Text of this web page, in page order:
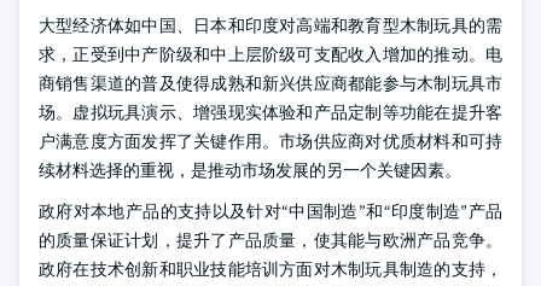
大型经济体如中国、日本和印度对高端和教育型木制玩具的需
求，正受到中产阶级和中上层阶级可支配收入增加的推动。电
商销售渠道的普及使得成熟和新兴供应商都能参与木制玩具市
场。虚拟玩具演示、增强现实体验和产品定制等功能在提升客
户满意度方面发挥了关键作用。市场供应商对优质材料和可持
续材料选择的重视，是推动市场发展的另一个关键因素。
政府对本地产品的支持以及针对“中国制造”和“印度制造”产品
的质量保证计划，提升了产品质量，使其能与欧洲产品竞争。
政府在技术创新和职业技能培训方面对木制玩具制造的支持，